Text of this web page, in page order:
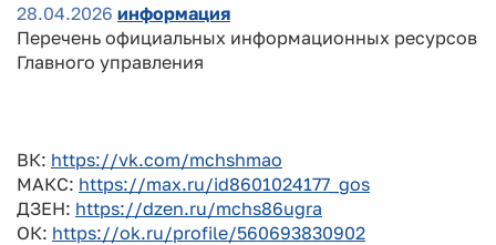
28.04.2026 информация
Перечень официальных информационных ресурсов
Главного управления
ВК: https://vk.com/mchshmao
МАКС: https://max.ru/id8601024177_gos
ДЗЕН: https://dzen.ru/mchs86ugra
ОК: https://ok.ru/profile/560693830902